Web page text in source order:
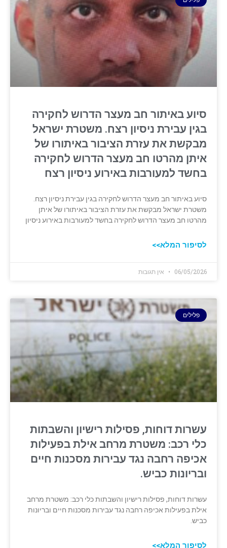
סיוע באיתור חב מעצר הדרוש לחקירה
בגין עבירת ניסיון רצח. משטרת ישראל
מבקשת את עזרת הציבור באיתורו של
איתן מהרטו חב מעצר הדרוש לחקירה
בחשד למעורבות באירוע ניסיון רצח
סיוע באיתור חב מעצר הדרוש לחקירה בגין עבירת ניסיון רצח.
משטרת ישראל מבקשת את עזרת הציבור באיתורו של איתן
מהרטו חב מעצר הדרוש לחקירה בחשד למעורבות באירוע ניסיון
לסיפור המלא>>
06/05/2026 אין תגובות
פלילים
עשרות דוחות, פסילות רישיון והשבתות
כלי רכב: משטרת מרחב אילת בפעילות
אכיפה רחבה נגד עבירות מסכנות חיים
ובריונות כביש.
עשרות דוחות, פסילות רישיון והשבתות כלי רכב: משטרת מרחב
אילת בפעילות אכיפה רחבה נגד עבירות מסכנות חיים ובריונות
כביש.
לסיפור המלא>>